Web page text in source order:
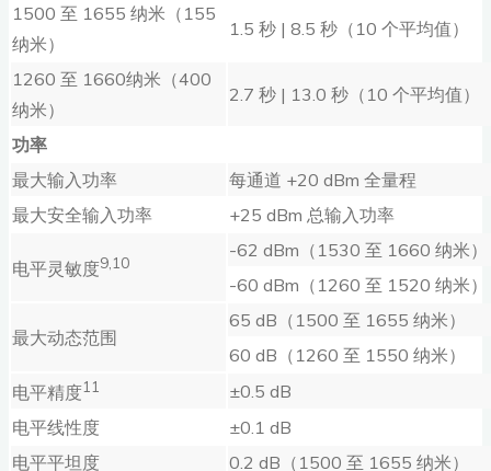
1500 至 1655 纳米（155
纳米）
1.5 秒 | 8.5 秒（10 个平均值）
1260 至 1660纳米（400
纳米）
2.7 秒 | 13.0 秒（10 个平均值）
功率
最大输入功率
每通道 +20 dBm 全量程
最大安全输入功率
+25 dBm 总输入功率
电平灵敏度9,10
-62 dBm（1530 至 1660 纳米）
-60 dBm（1260 至 1520 纳米）
最大动态范围
65 dB（1500 至 1655 纳米）
60 dB（1260 至 1550 纳米）
电平精度11
±0.5 dB
电平线性度
±0.1 dB
电平平坦度
0.2 dB（1500 至 1655 纳米）